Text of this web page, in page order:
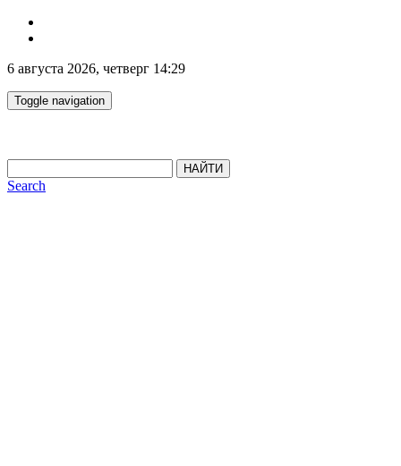
6 августа 2026, четверг 14:29
Toggle navigation
НАЙТИ
Search